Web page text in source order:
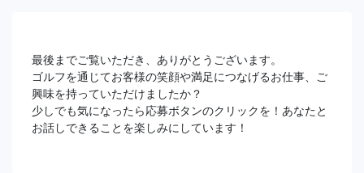
最後までご覧いただき、ありがとうございます。
ゴルフを通じてお客様の笑顔や満足につなげるお仕事、ご
興味を持っていただけましたか？
少しでも気になったら応募ボタンのクリックを！あなたと
お話しできることを楽しみにしています！